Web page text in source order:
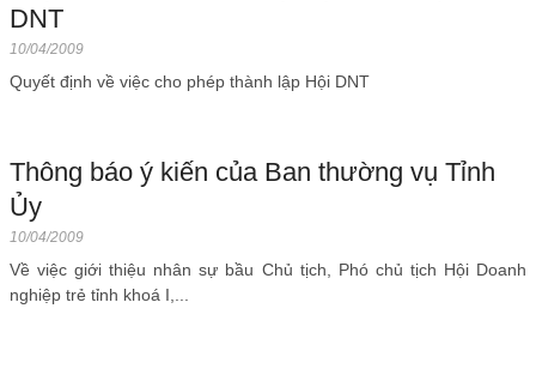
DNT
10/04/2009
Quyết định về việc cho phép thành lập Hội DNT
Thông báo ý kiến của Ban thường vụ Tỉnh
Ủy
10/04/2009
Về việc giới thiệu nhân sự bầu Chủ tịch, Phó chủ tịch Hội Doanh
nghiệp trẻ tỉnh khoá I,...